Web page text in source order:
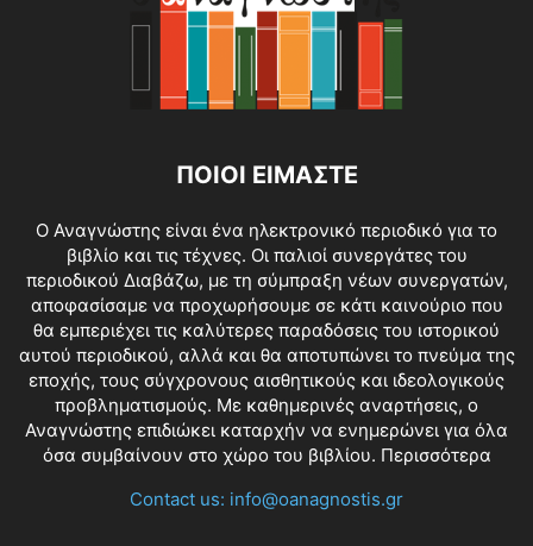
ΠΟΙΟΙ ΕΙΜΑΣΤΕ
O Αναγνώστης είναι ένα ηλεκτρονικό περιοδικό για το
βιβλίο και τις τέχνες. Οι παλιοί συνεργάτες του
περιοδικού Διαβάζω, με τη σύμπραξη νέων συνεργατών,
αποφασίσαμε να προχωρήσουμε σε κάτι καινούριο που
θα εμπεριέχει τις καλύτερες παραδόσεις του ιστορικού
αυτού περιοδικού, αλλά και θα αποτυπώνει το πνεύμα της
εποχής, τους σύγχρονους αισθητικούς και ιδεολογικούς
προβληματισμούς. Με καθημερινές αναρτήσεις, ο
Αναγνώστης επιδιώκει καταρχήν να ενημερώνει για όλα
όσα συμβαίνουν στο χώρο του βιβλίου. Περισσότερα
Contact us: info@oanagnostis.gr